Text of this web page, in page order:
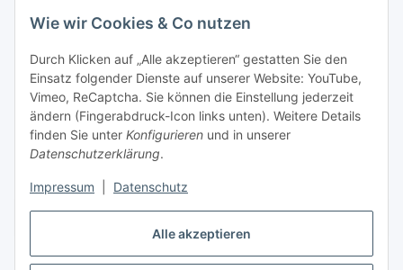
Alle akzeptieren
Wie wir Cookies & Co nutzen
Durch Klicken auf „Alle akzeptieren“ gestatten Sie den
Einsatz folgender Dienste auf unserer Website: YouTube,
Vimeo, ReCaptcha. Sie können die Einstellung jederzeit
ändern (Fingerabdruck-Icon links unten). Weitere Details
finden Sie unter Konfigurieren und in unserer
Datenschutzerklärung.
Impressum Datenschutz
Versandpartner
Partner
Vertrag widerrufen